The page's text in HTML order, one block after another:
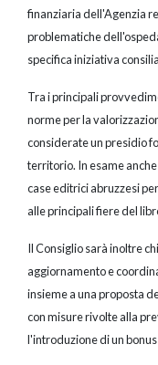
finanziaria dell'Agenzia
problematiche
specifica iniziativa
Tra i principali
norme per la
considerate un presidio
territorio. In esame
case editrici abruzzesi
alle principali fiere del
Il Consiglio sarà inoltre
aggiornamento e
insieme a una proposta
con misure rivolte alla
l'introduzione di un